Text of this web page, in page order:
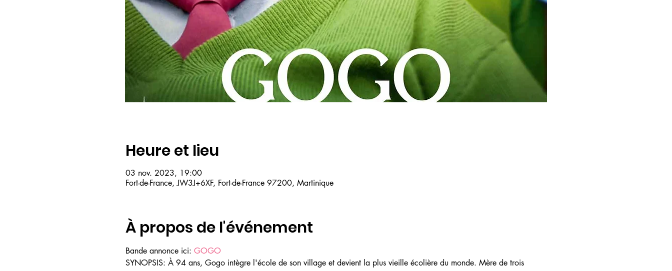
Heure et lieu
03 nov. 2023, 19:00
Fort-de-France, JW3J+6XF, Fort-de-France 97200, Martinique
À propos de l'événement
Bande annonce ici: GOGO
SYNOPSIS: À 94 ans, Gogo intègre l'école de son village et devient la plus vieille écolière du monde. Mère de trois